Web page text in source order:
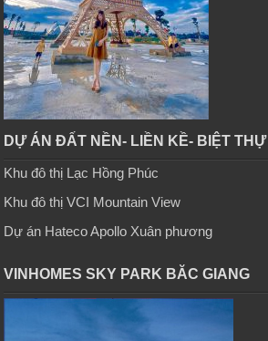
DỰ ÁN ĐẤT NỀN- LIỀN KỀ- BIỆT THỰ
Khu đô thị Lạc Hồng Phúc
Khu đô thị VCI Mountain View
Dự án Hateco Apollo Xuân phương
VINHOMES SKY PARK BĂC GIANG